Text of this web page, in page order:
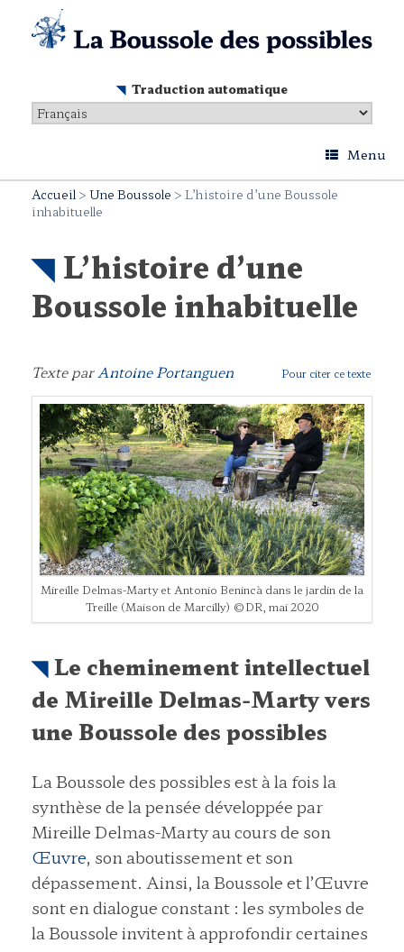
content
Traduction automatique
Menu
Accueil> Une Boussole > L’histoire d’une Boussole
inhabituelle
L’histoire d’une
Boussole inhabituelle
Texte par Antoine Portanguen Pour citer ce texte
Mireille Delmas-Marty et Antonio Benincà dans le jardin de la
Treille (Maison de Marcilly) ©DR, mai 2020
Le cheminement intellectuel
de Mireille Delmas-Marty vers
une Boussole des possibles
La Boussole des possibles est à la fois la
synthèse de la pensée développée par
Mireille Delmas-Marty au cours de son
Œuvre, son aboutissement et son
dépassement. Ainsi, la Boussole et l’Œuvre
sont en dialogue constant : les symboles de
la Boussole invitent à approfondir certaines